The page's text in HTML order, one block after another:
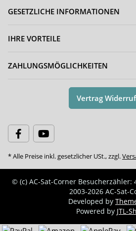
GESETZLICHE INFORMATIONEN
IHRE VORTEILE
ZAHLUNGSMÖGLICHKEITEN
Vertrag
* Alle Preise inkl. gesetzlicher USt., zzgl.
© (c) AC-Sat-Corner Besucherzähler:
2003-2026 AC-Sat-
Developed by
Powered by JTL-